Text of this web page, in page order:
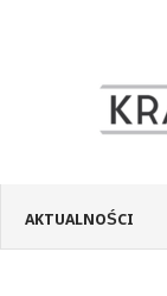
AKTUALNOŚCI